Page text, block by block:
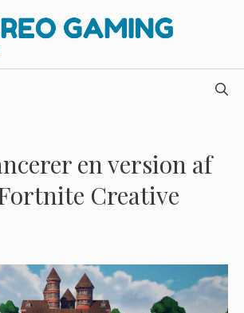
en version af
Creative